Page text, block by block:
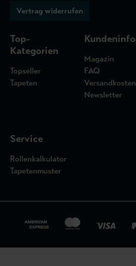
Vertrag widerrufen
Top-
Kategorien
Topseller
Tapeten
Kundeninfo
Magazin
FAQ
Versandkosten
Newsletter
Service
Rollenkalkulator
Tapetenmuster